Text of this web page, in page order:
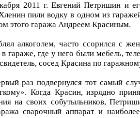
2011 г. Евгений Петришин и
пили водку в одном из
этого гаража Андреем Красиным.
алкоголем, часто ссорился с
гараже, где у него были мебель,
сосед Красина по
раз подвернулся тот самый
Когда Красин, изрядно
на своих собутыльников,
сварочный аппарат и